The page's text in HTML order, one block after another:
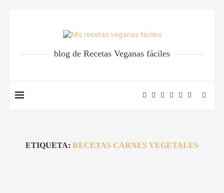
blog de Recetas Veganas fáciles
ETIQUETA: RECETAS CARNES VEGETALES